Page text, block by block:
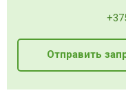
Отправить